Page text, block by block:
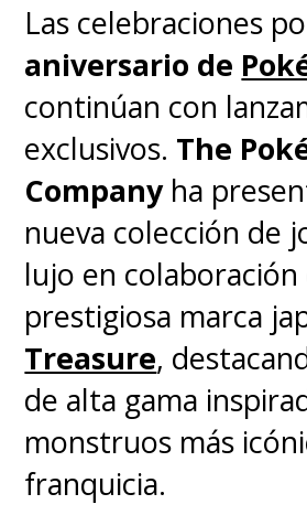
Las celebraciones
aniversario de
continúan con
exclusivos. The
Companyha
nueva colección de
lujo en colaboración
prestigiosa marca
Treasure,
de alta gama
monstruos más
franquicia.